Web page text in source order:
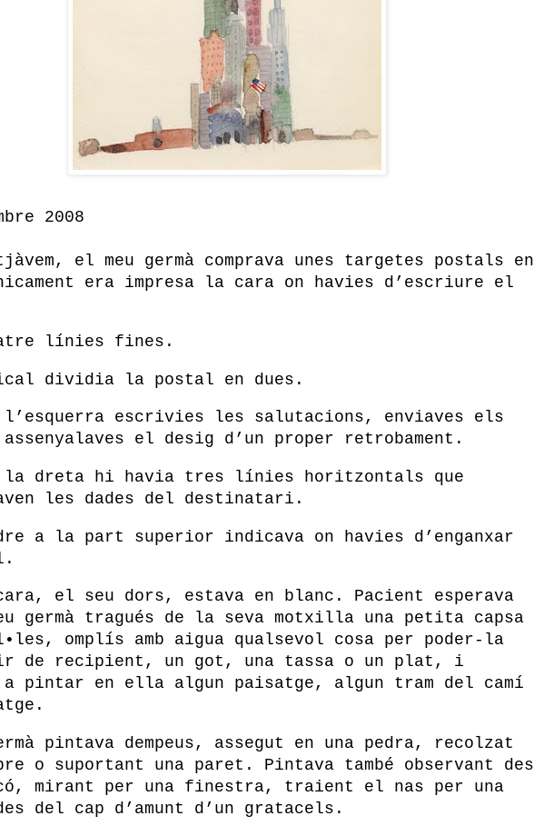
2008
el meu germà comprava unes targetes postals en
era impresa la cara on havies d’escriure el
línies fines.
dividia la postal en dues.
l’esquerra escrivies les salutacions, enviaves els
el desig d’un proper retrobament.
la dreta hi havia tres línies horitzontals que
les dades del destinatari.
a la part superior indicava on havies d’enganxar
el seu dors, estava en blanc. Pacient esperava
germà tragués de la seva motxilla una petita capsa
omplís amb aigua qualsevol cosa per poder-la
de recipient, un got, una tassa o un plat, i
a pintar en ella algun paisatge, algun tram del camí
pintava dempeus, assegut en una pedra, recolzat
o suportant una paret. Pintava també observant des
mirant per una finestra, traient el nas per una
del cap d’amunt d’un gratacels.